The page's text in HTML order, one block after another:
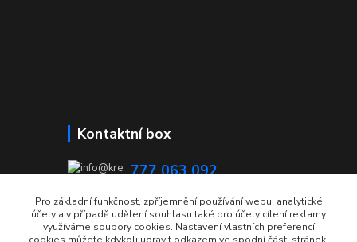
Kontaktní box
777 063 092
info@krecmer.cz
Pro základní funkčnost, zpříjemnění používání webu, analytické
účely a v případě udělení souhlasu také pro účely cílení reklamy
využíváme soubory cookies. Nastavení vlastních preferencí